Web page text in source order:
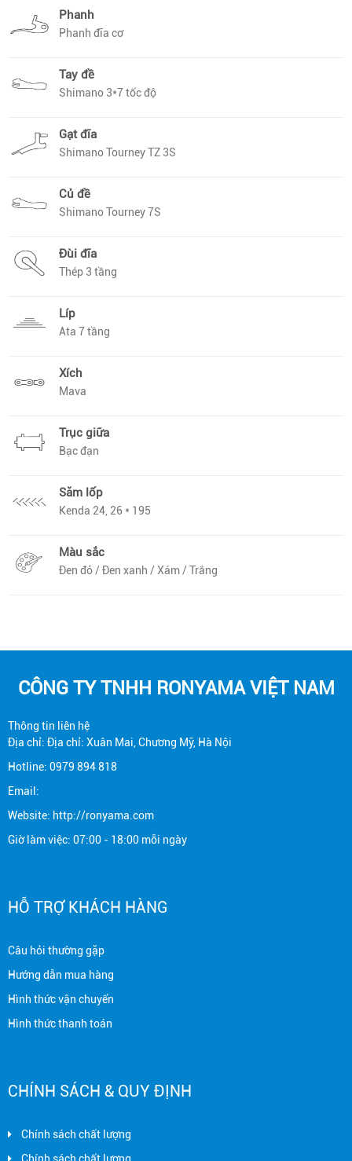
Phanh
Phanh đĩa cơ
Tay đề
Shimano 3*7 tốc độ
Gạt đĩa
Shimano Tourney TZ 3S
Củ đề
Shimano Tourney 7S
Đùi đĩa
Thép 3 tầng
Líp
Ata 7 tầng
Xích
Mava
Trục giữa
Bạc đạn
Săm lốp
Kenda 24, 26 * 195
Màu sắc
Đen đỏ / Đen xanh / Xám / Trắng
CÔNG TY TNHH RONYAMA VIỆT NAM
Thông tin liên hệ
Địa chỉ: Địa chỉ: Xuân Mai, Chương Mỹ, Hà Nội
Hotline: 0979 894 818
Email:
Website: http://ronyama.com
Giờ làm việc: 07:00 - 18:00 mỗi ngày
HỖ TRỢ KHÁCH HÀNG
Câu hỏi thường gặp
Hướng dẫn mua hàng
Hình thức vận chuyển
Hình thức thanh toán
CHÍNH SÁCH & QUY ĐỊNH
Chính sách chất lượng